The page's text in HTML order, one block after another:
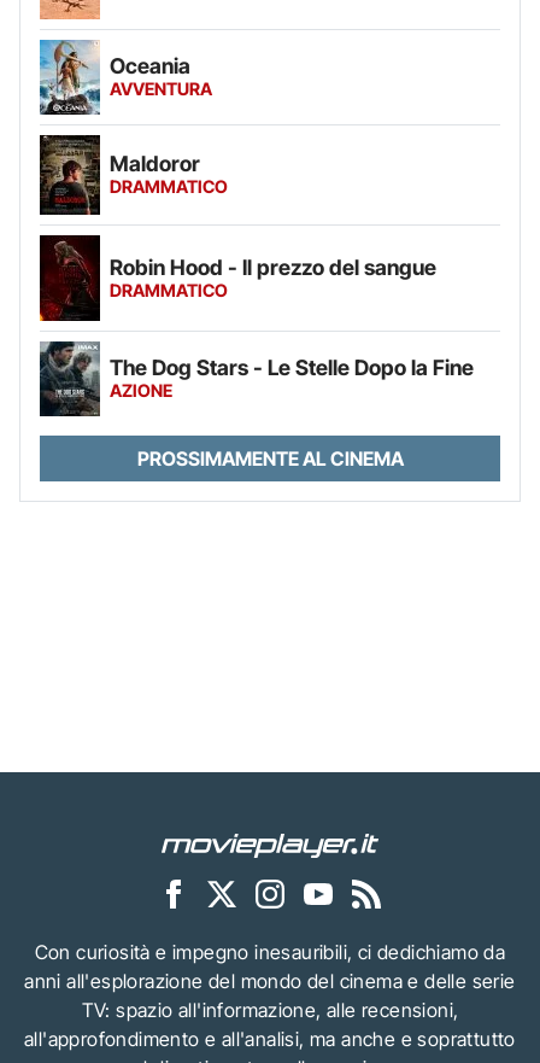
Oceania
AVVENTURA
Maldoror
DRAMMATICO
Robin Hood - Il prezzo del sangue
DRAMMATICO
The Dog Stars - Le Stelle Dopo la Fine
AZIONE
PROSSIMAMENTE AL CINEMA
Con curiosità e impegno inesauribili, ci dedichiamo da
anni all'esplorazione del mondo del cinema e delle serie
TV: spazio all'informazione, alle recensioni,
all'approfondimento e all'analisi, ma anche e soprattutto